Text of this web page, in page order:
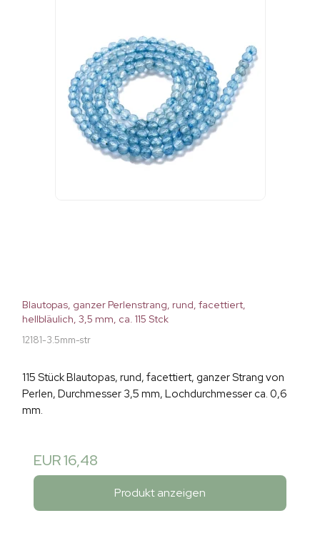
Blautopas, ganzer Perlenstrang, rund, facettiert,
hellbläulich, 3,5 mm, ca. 115 Stck
12181-3.5mm-str
115 Stück Blautopas, rund, facettiert, ganzer Strang von
Perlen, Durchmesser 3,5 mm, Lochdurchmesser ca. 0,6
mm.
EUR 16,48
Produkt anzeigen